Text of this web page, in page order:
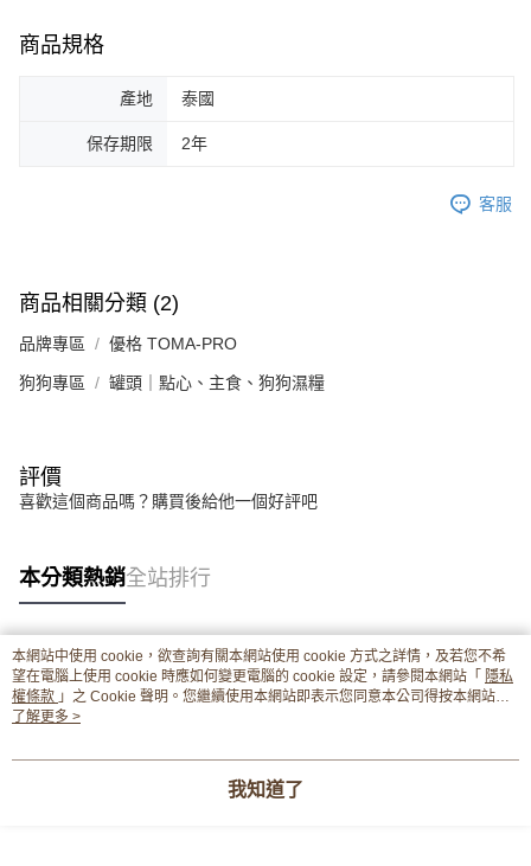
商品規格
產地 泰國
保存期限 2年
客服
商品相關分類 (2)
品牌專區 優格 TOMA-PRO
狗狗專區 罐頭｜點心、主食、狗狗濕糧
評價
喜歡這個商品嗎？購買後給他一個好評吧
本分類熱銷全站排行
熱門標籤
本網站中使用 cookie，欲查詢有關本網站使用 cookie 方式之詳情，及若您不希
望在電腦上使用 cookie 時應如何變更電腦的 cookie 設定，請參閱本網站「 隱私
權條款 」之 Cookie 聲明。您繼續使用本網站即表示您同意本公司得按本網站使
用條款之 Cookie 聲明使用 cookie。
了解更多 >
我知道了